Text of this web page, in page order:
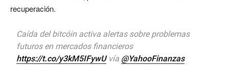
recuperación.
Caída del bitcóin activa alertas sobre problemas
futuros en mercados financieros
https://t.co/y3kM5IFywUvía @YahooFinanzas